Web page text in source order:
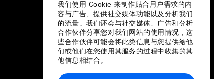
我们使用 Cookie 来制作贴合用户需求的内
容与广告、提供社交媒体功能以及分析我们
的流量。我们还会与社交媒体、广告和分析
合作伙伴分享您对我们网站的使用情况，这
些合作伙伴可能会将此类信息与您提供给他
们或他们在您使用其服务的过程中收集的其
他信息相结合。